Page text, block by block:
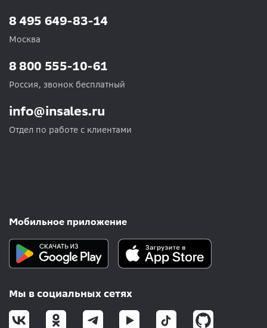
8 495 649-83-14
Москва
info@insales.ru
Отдел по работе с клиентами
8 800 555-10-61
Россия, звонок бесплатный
Мобильное приложение
Мы в социальных сетях